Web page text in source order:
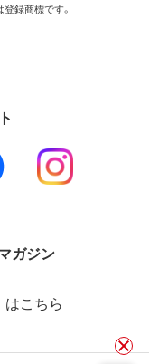
録商標です。
ガジン
はこちら